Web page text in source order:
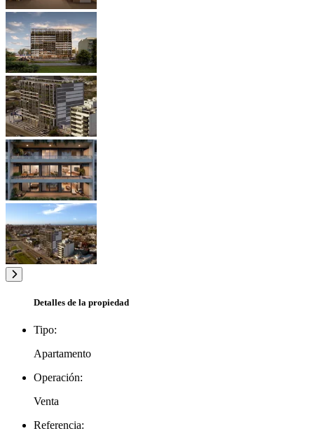
Detalles de la propiedad
Tipo:
Apartamento
Operación:
Venta
Referencia: